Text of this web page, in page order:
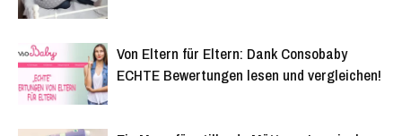
Von Eltern für Eltern: Dank Consobaby
ECHTE Bewertungen lesen und vergleichen!